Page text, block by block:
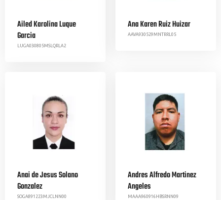
Ailed Karolina Luque
Garcia
LUGA030805MSLQRLA2
Ana Karen Ruiz Huizar
AAVA930529MNTRRL05
Anai de Jesus Solano
Gonzalez
SOGA891223MJCLNN00
Andres Alfredo Martinez
Angeles
MAAA960916HBSRNN09